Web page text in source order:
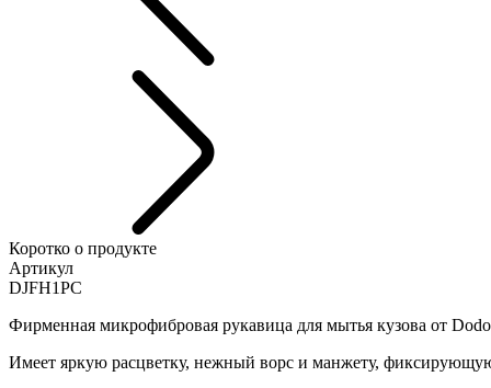
Коротко о продукте
Артикул
DJFH1PC
Фирменная микрофибровая рукавица для мытья кузова от
Имеет яркую расцветку, нежный ворс и манжету,